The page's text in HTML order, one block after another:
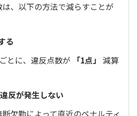
、以下の方法で減らすことが
る
とに、違反点数が
「1点」 減算
反が発生しない
欠勤によって直近のペナルティ